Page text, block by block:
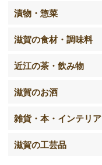
漬物・惣菜
滋賀の食材・調味料
近江の茶・飲み物
滋賀のお酒
雑貨・本・インテリア
滋賀の工芸品